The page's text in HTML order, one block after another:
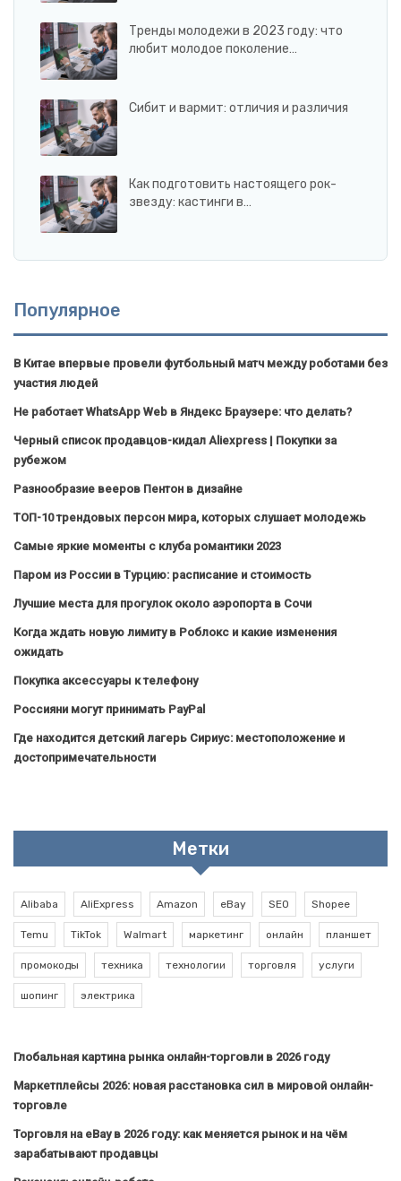
Тренды молодежи в 2023 году: что
любит молодое поколение…
Сибит и вармит: отличия и различия
Как подготовить настоящего рок-
звезду: кастинги в…
Популярное
В Китае впервые провели футбольный матч между роботами без
участия людей
Не работает WhatsApp Web в Яндекс Браузере: что делать?
Черный список продавцов-кидал Aliexpress | Покупки за
рубежом
Разнообразие вееров Пентон в дизайне
ТОП-10 трендовых персон мира, которых слушает молодежь
Самые яркие моменты с клуба романтики 2023
Паром из России в Турцию: расписание и стоимость
Лучшие места для прогулок около аэропорта в Сочи
Когда ждать новую лимиту в Роблокс и какие изменения
ожидать
Покупка аксессуары к телефону
Россияни могут принимать PayPal
Где находится детский лагерь Сириус: местоположение и
достопримечательности
Метки
Alibaba AliExpress Amazon eBay SEO Shopee
Temu TikTok Walmart маркетинг онлайн планшет
промокоды техника технологии торговля услуги
шопинг электрика
Глобальная картина рынка онлайн-торговли в 2026 году
Маркетплейсы 2026: новая расстановка сил в мировой онлайн-
торговле
Торговля на eBay в 2026 году: как меняется рынок и на чём
зарабатывают продавцы